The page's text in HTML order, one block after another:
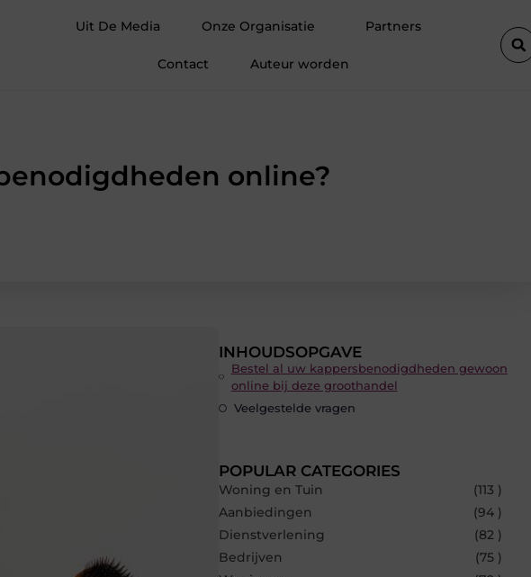
vóór de winter
Uit De Media Onze Organisatie Partners
Contact Auteur worden
online?
INHOUDSOPGAVE
Bestel al uw kappersbenodigdheden gewoon
online bij deze groothandel
Veelgestelde vragen
POPULAR CATEGORIES
Woning en Tuin
(113 )
Aanbiedingen
(94 )
Dienstverlening
(82 )
Bedrijven
(75 )